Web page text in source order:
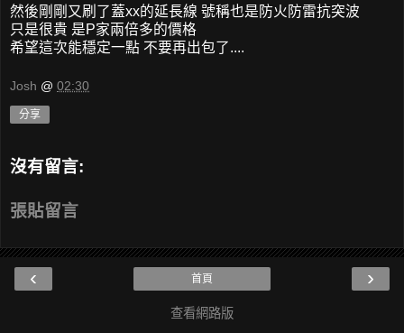
然後剛剛又刷了蓋xx的延長線 號稱也是防火防雷抗突波
只是很貴 是P家兩倍多的價格
希望這次能穩定一點 不要再出包了....
Josh @ 02:30
分享
沒有留言:
張貼留言
‹ ›
首頁
查看網路版